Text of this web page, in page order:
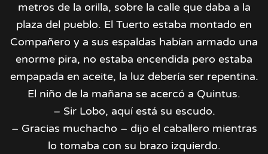
metros de la orilla, sobre la calle que daba a la
plaza del pueblo. El Tuerto estaba montado en
Compañero y a sus espaldas habían armado una
enorme pira, no estaba encendida pero estaba
empapada en aceite, la luz debería ser repentina.
El niño de la mañana se acercó a Quintus.
– Sir Lobo, aquí está su escudo.
– Gracias muchacho – dijo el caballero mientras
lo tomaba con su brazo izquierdo.